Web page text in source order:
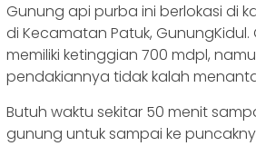
Gunung api purba ini berlokasi di
di Kecamatan Patuk,
memiliki ketinggian 700 mdpl,
pendakiannya tidak kalah
Butuh waktu sekitar 50 menit
gunung untuk sampai ke